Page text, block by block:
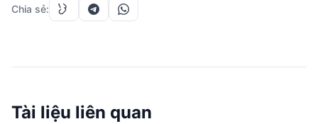
Chia sẻ:
Tài liệu liên quan